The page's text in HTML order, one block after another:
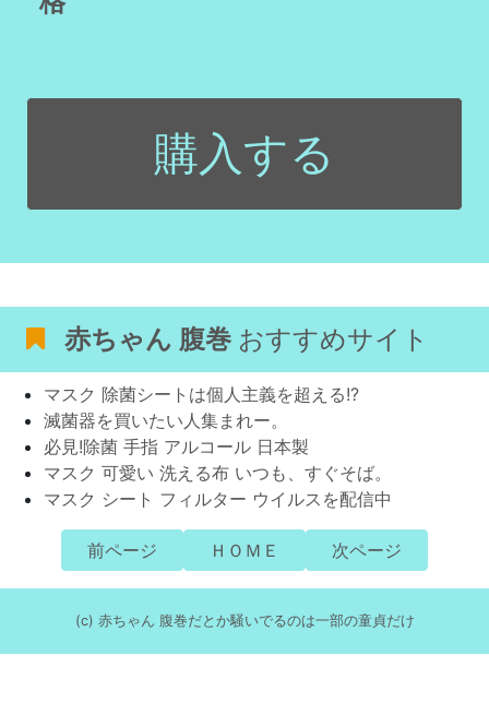
購入する
赤ちゃん 腹巻 おすすめサイト
マスク 除菌シートは個人主義を超える!?
滅菌器を買いたい人集まれー。
必見!除菌 手指 アルコール 日本製
マスク 可愛い 洗える布 いつも、すぐそば。
マスク シート フィルター ウイルスを配信中
前ページ ＨＯＭＥ 次ページ
(c) 赤ちゃん 腹巻だとか騒いでるのは一部の童貞だけ